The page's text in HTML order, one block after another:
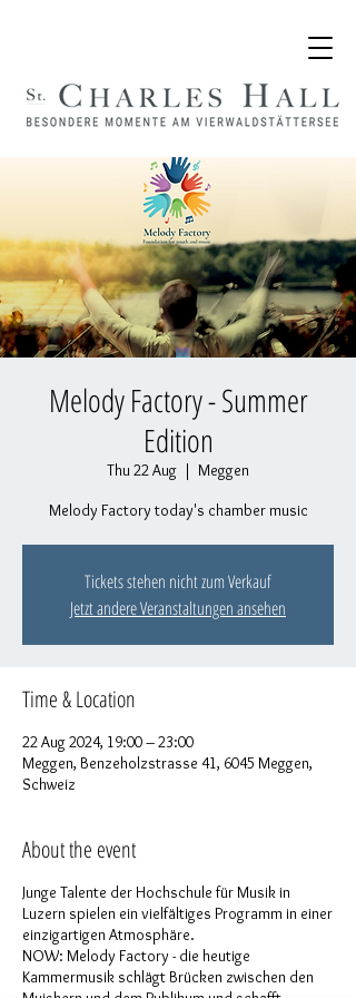
Melody Factory - Summer
Edition
Thu 22 Aug
  |
Meggen
Melody Factory today's chamber music
Tickets stehen nicht zum Verkauf
Jetzt andere Veranstaltungen ansehen
Time & Location
22 Aug 2024, 19:00 – 23:00
Meggen, Benzeholzstrasse 41, 6045 Meggen,
Schweiz
About the event
Junge Talente der Hochschule für Musik in
Luzern spielen ein vielfältiges Programm in einer
einzigartigen Atmosphäre.
NOW: Melody Factory - die heutige
Kammermusik schlägt Brücken zwischen den